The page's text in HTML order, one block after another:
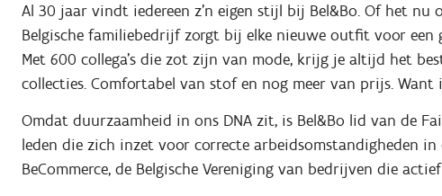
Al 30 jaar vindt iedereen z’n eigen stijl bij Bel&Bo. Of het
Belgische familiebedrijf zorgt bij elke nieuwe outfit voor een
Met 600 collega’s die zot zijn van mode, krijg je altijd het
collecties. Comfortabel van stof en nog meer van prijs.
Omdat duurzaamheid in ons DNA zit, is Bel&Bo lid van de
leden die zich inzet voor correcte arbeidsomstandigheden
BeCommerce, de Belgische Vereniging van bedrijven die